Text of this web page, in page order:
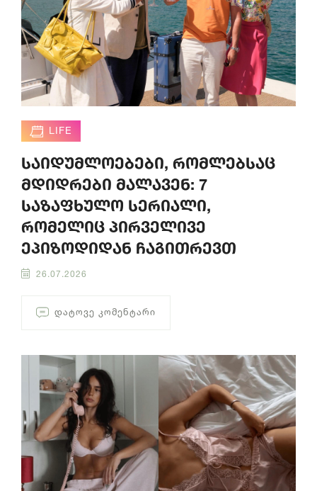
LIFE
საიდუმლოებები, რომლებსაც
მდიდრები მალავენ: 7
საზაფხულო სერიალი,
რომელიც პირველივე
ეპიზოდიდან ჩაგითრევთ
26.07.2026
ᲓᲐᲢᲝᲕᲔ ᲙᲝᲛᲔᲜᲢᲐᲠᲘ